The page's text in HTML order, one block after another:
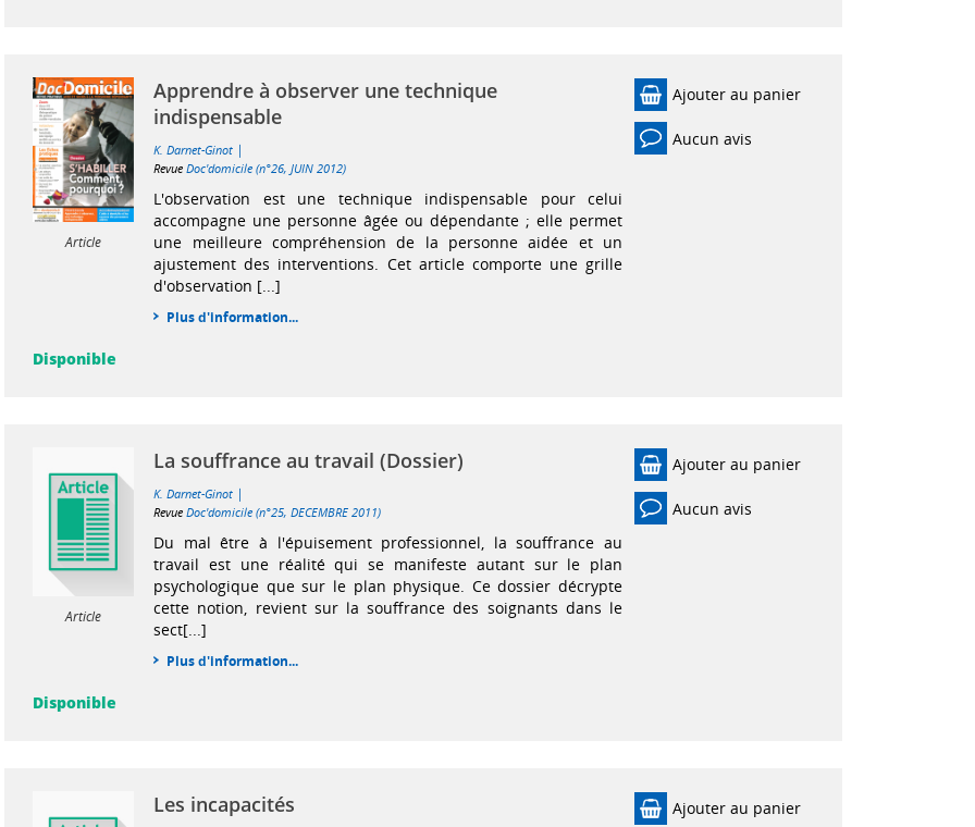
Article
Apprendre à observer une technique
indispensable
K. Darnet-Ginot |
RevueDoc'domicile (n°26, JUIN 2012)
L'observation est une technique indispensable pour celui
accompagne une personne âgée ou dépendante ; elle permet
une meilleure compréhension de la personne aidée et un
ajustement des interventions. Cet article comporte une grille
d'observation [...]
Plus d'information...
Ajouter au panier
Aucun avis
Disponible
Article
La souffrance au travail (Dossier)
K. Darnet-Ginot |
RevueDoc'domicile (n°25, DECEMBRE 2011)
Du mal être à l'épuisement professionnel, la souffrance au
travail est une réalité qui se manifeste autant sur le plan
psychologique que sur le plan physique. Ce dossier décrypte
cette notion, revient sur la souffrance des soignants dans le
sect[...]
Plus d'information...
Ajouter au panier
Aucun avis
Disponible
Les incapacités Ajouter au panier